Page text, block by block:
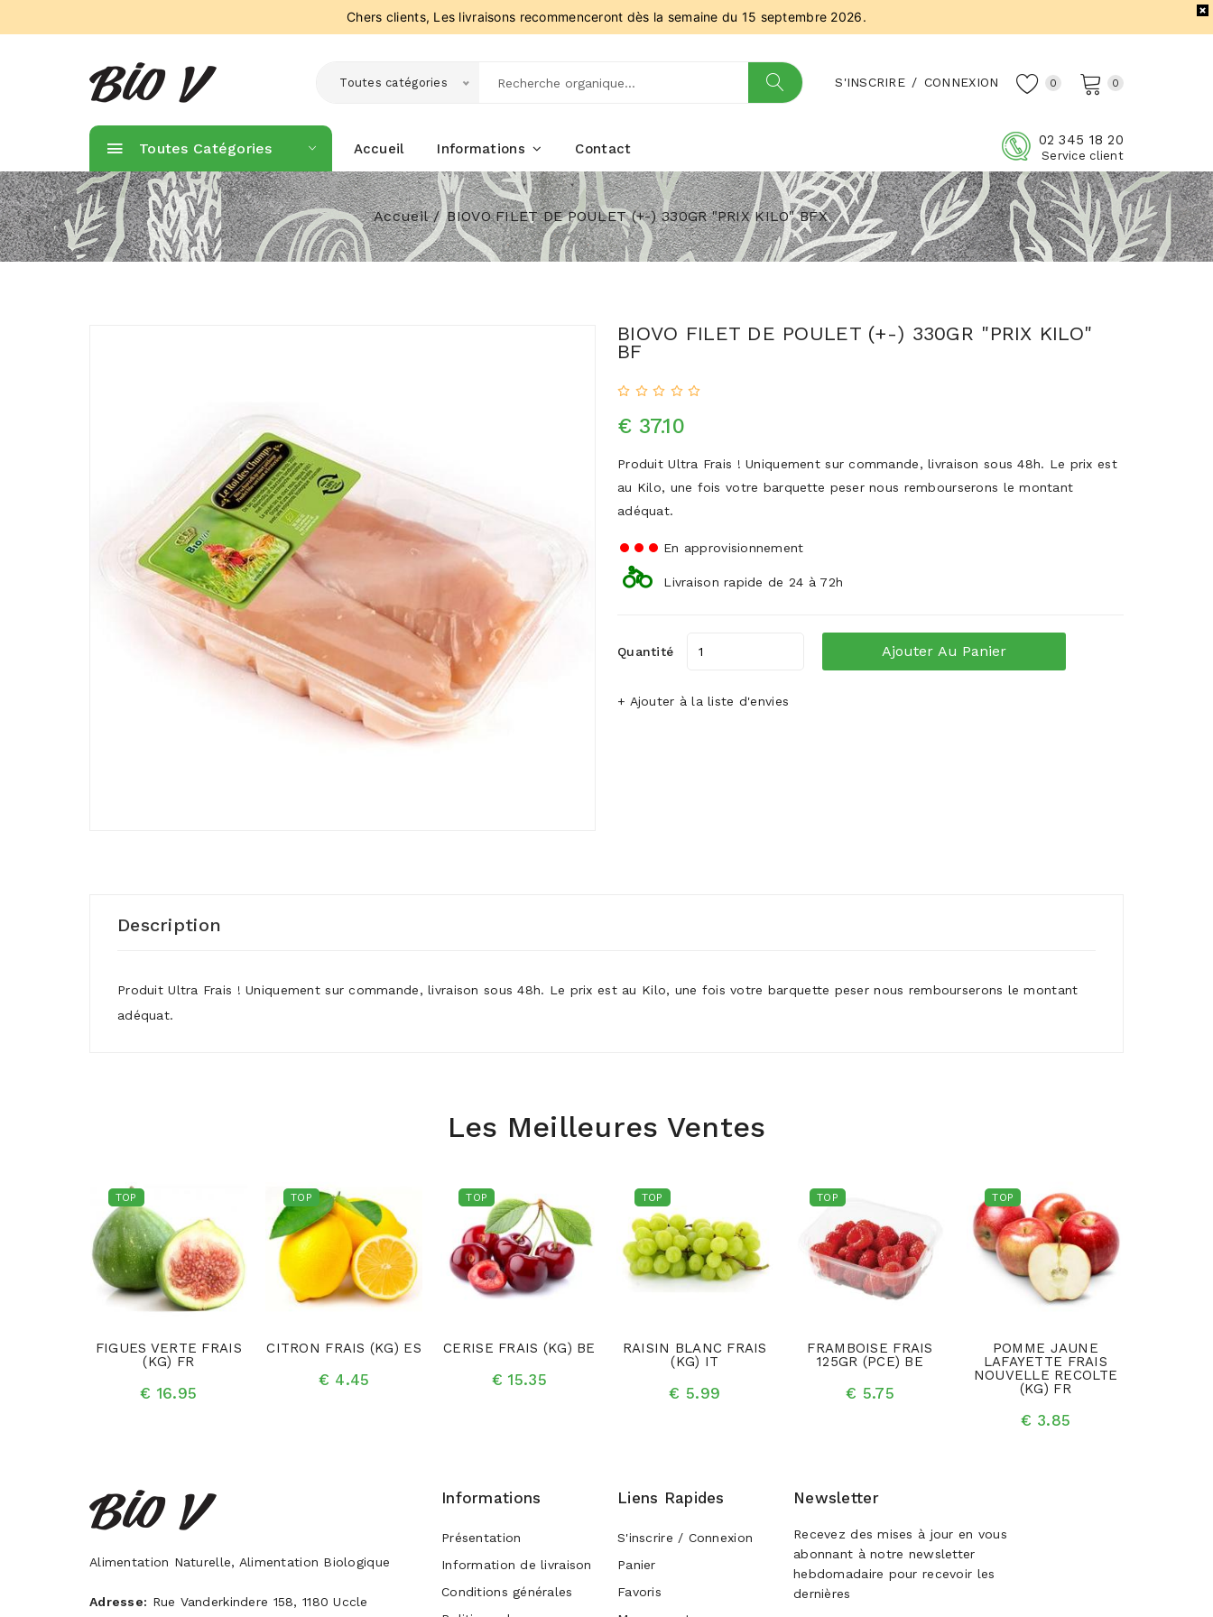
Chers clients, Les livraisons recommenceront dès la semaine du 15 septembre 2026.
Toutes catégories S'INSCRIRE / CONNEXION 0 0
Toutes Catégories Accueil Informations Contact
02 345 18 20
Service client
Accueil BIOVO FILET DE POULET (+-) 330GR "PRIX KILO" BFX
BIOVO FILET DE POULET (+-) 330GR "PRIX KILO"
BF
€ 37.10
Produit Ultra Frais ! Uniquement sur commande, livraison sous 48h. Le prix est
au Kilo, une fois votre barquette peser nous rembourserons le montant
adéquat.
En approvisionnement
Livraison rapide de 24 à 72h
Quantité Ajouter Au Panier
+ Ajouter à la liste d'envies
Description
Produit Ultra Frais ! Uniquement sur commande, livraison sous 48h. Le prix est au Kilo, une fois votre barquette peser nous rembourserons le montant
adéquat.
Les Meilleures Ventes
TOP
FIGUES VERTE FRAIS
(KG) FR
€ 16.95
TOP
CITRON FRAIS (KG) ES
€ 4.45
TOP
CERISE FRAIS (KG) BE
€ 15.35
TOP
RAISIN BLANC FRAIS
(KG) IT
€ 5.99
TOP
FRAMBOISE FRAIS
125GR (PCE) BE
€ 5.75
TOP
POMME JAUNE
LAFAYETTE FRAIS
NOUVELLE RECOLTE
(KG) FR
€ 3.85
Alimentation Naturelle, Alimentation Biologique
Adresse: Rue Vanderkindere 158, 1180 Uccle
Informations
Présentation
Information de livraison
Conditions générales
Liens Rapides
S'inscrire / Connexion
Panier
Favoris
Newsletter
Recevez des mises à jour en vous
abonnant à notre newsletter
hebdomadaire pour recevoir les
dernières